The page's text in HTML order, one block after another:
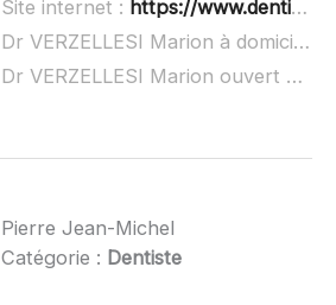
Site internet : https://www.dentiste-libourne-bordeaux-gaillard.fr/le-cabinet
Dr VERZELLESI Marion à domicile :
Dr VERZELLESI Marion ouvert dimanche :
Pierre Jean-Michel
Catégorie : Dentiste